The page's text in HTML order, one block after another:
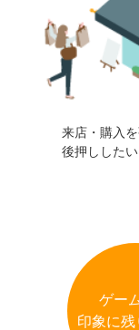
来店・購入を
後押ししたい
ゲー
印象に残